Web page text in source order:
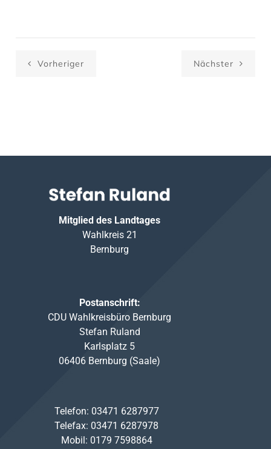
Vorheriger Nächster
Mitglied des Landtages
Wahlkreis 21
Bernburg
Postanschrift:
CDU Wahlkreisbüro Bernburg
Stefan Ruland
Karlsplatz 5
06406 Bernburg (Saale)
Telefon: 03471 6287977
Telefax: 03471 6287978
Mobil: 0179 7598864